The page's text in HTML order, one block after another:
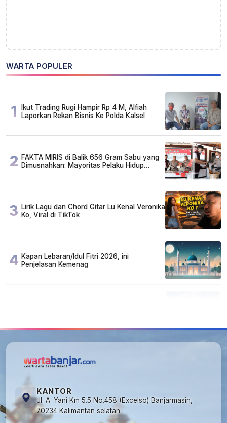
WARTA POPULER
1
Ikut Trading Rugi Hampir Rp 4 M, Alfiah
Laporkan Rekan Bisnis Ke Polda Kalsel
2 FAKTA MIRIS di Balik 656 Gram Sabu yang
Dimusnahkan: Mayoritas Pelaku Hidup
3 Lirik Lagu dan Chord Gitar Lu Kenal Veronika
Ko, Viral di TikTok
4 Kapan Lebaran/Idul Fitri 2026, ini
Penjelasan Kemenag
KANTOR
Jl. A. Yani Km 5.5 No.458 (Excelso) Banjarmasin,
70234 Kalimantan selatan